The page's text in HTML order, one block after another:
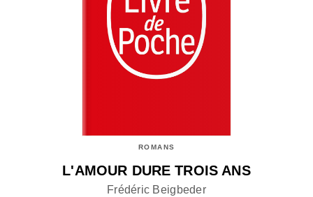
ROMANS
L'AMOUR DURE TROIS ANS
Frédéric Beigbeder